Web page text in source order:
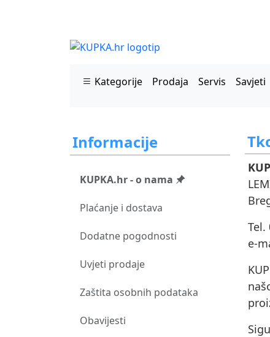
Kategorije Prodaja Servis Savjeti
Informacije
KUPKA.hr - o nama
Plaćanje i dostava
Dodatne pogodnosti
Uvjeti prodaje
Zaštita osobnih podataka
Obavijesti
Tel.
e-